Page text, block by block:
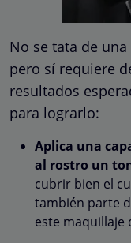
No se tata de
pero sí requiere
resultados
para lograrlo:
Aplica una
al rostro un
cubrir bien el
también parte
este maquillaje